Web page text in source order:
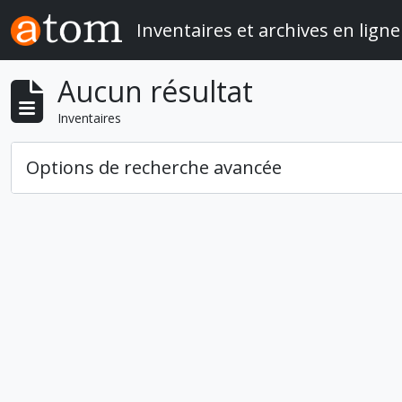
Skip to main content
Inventaires et archives en ligne
Aucun résultat
Inventaires
Options de recherche avancée